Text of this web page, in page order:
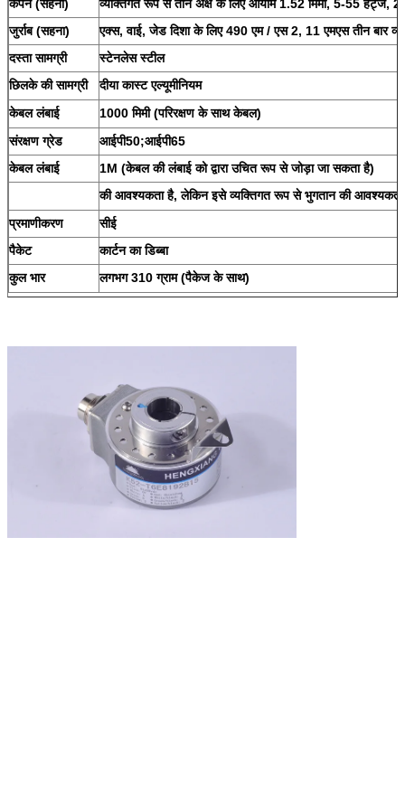
कंपन (सहना)
व्यक्तिगत रूप से तीन अक्ष के लिए आयाम 1.52 मिमी, 5-55 हर्ट्ज, 2
जुर्राब (सहना)
एक्स, वाई, जेड दिशा के लिए 490 एम / एस 2, 11 एमएस तीन बार
दस्ता सामग्री
स्टेनलेस स्टील
छिलके की सामग्री
दीया कास्ट एल्यूमीनियम
केबल लंबाई
1000 मिमी (परिरक्षण के साथ केबल)
संरक्षण ग्रेड
आईपी50;आईपी65
केबल लंबाई
1M (केबल की लंबाई को द्वारा उचित रूप से जोड़ा जा सकता है)
की आवश्यकता है, लेकिन इसे व्यक्तिगत रूप से भुगतान की
प्रमाणीकरण
सीई
पैकेट
कार्टन का डिब्बा
कुल भार
लगभग 310 ग्राम (पैकेज के साथ)